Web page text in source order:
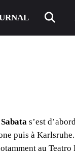
s’est
puis à
au